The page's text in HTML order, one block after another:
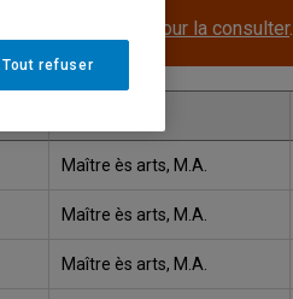
Cliquez ici pour la consulter.
Maître ès arts, M.A.
Maître ès arts, M.A.
Maître ès arts, M.A.
Tout refuser